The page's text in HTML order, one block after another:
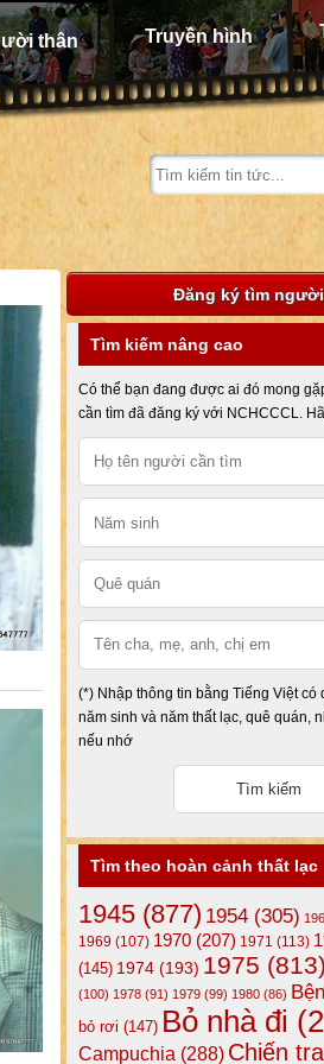
thân Truyền hình
Đăng ký tìm
Tìm kiếm nâng cao
Có thể bạn đang được ai đó mong
cần tìm đã đăng ký với NCHCCCL.
(*) Nhập thông tin bằng Tiếng Việt có
năm sinh và năm thất lạc, quê quán,
nếu nhớ
Tìm theo hoàn cảnh thất lạc
1945 (877) 1954 (305)
1969 (107) 1970 (207) 1971 (113)
(145) 1974 (193) 1975 (813)
(100) 1978 (91) 1979 (99) 1980 (86)
bỏ rơi (147) Bỏ nhà đi
Campuchia (288) Chiến